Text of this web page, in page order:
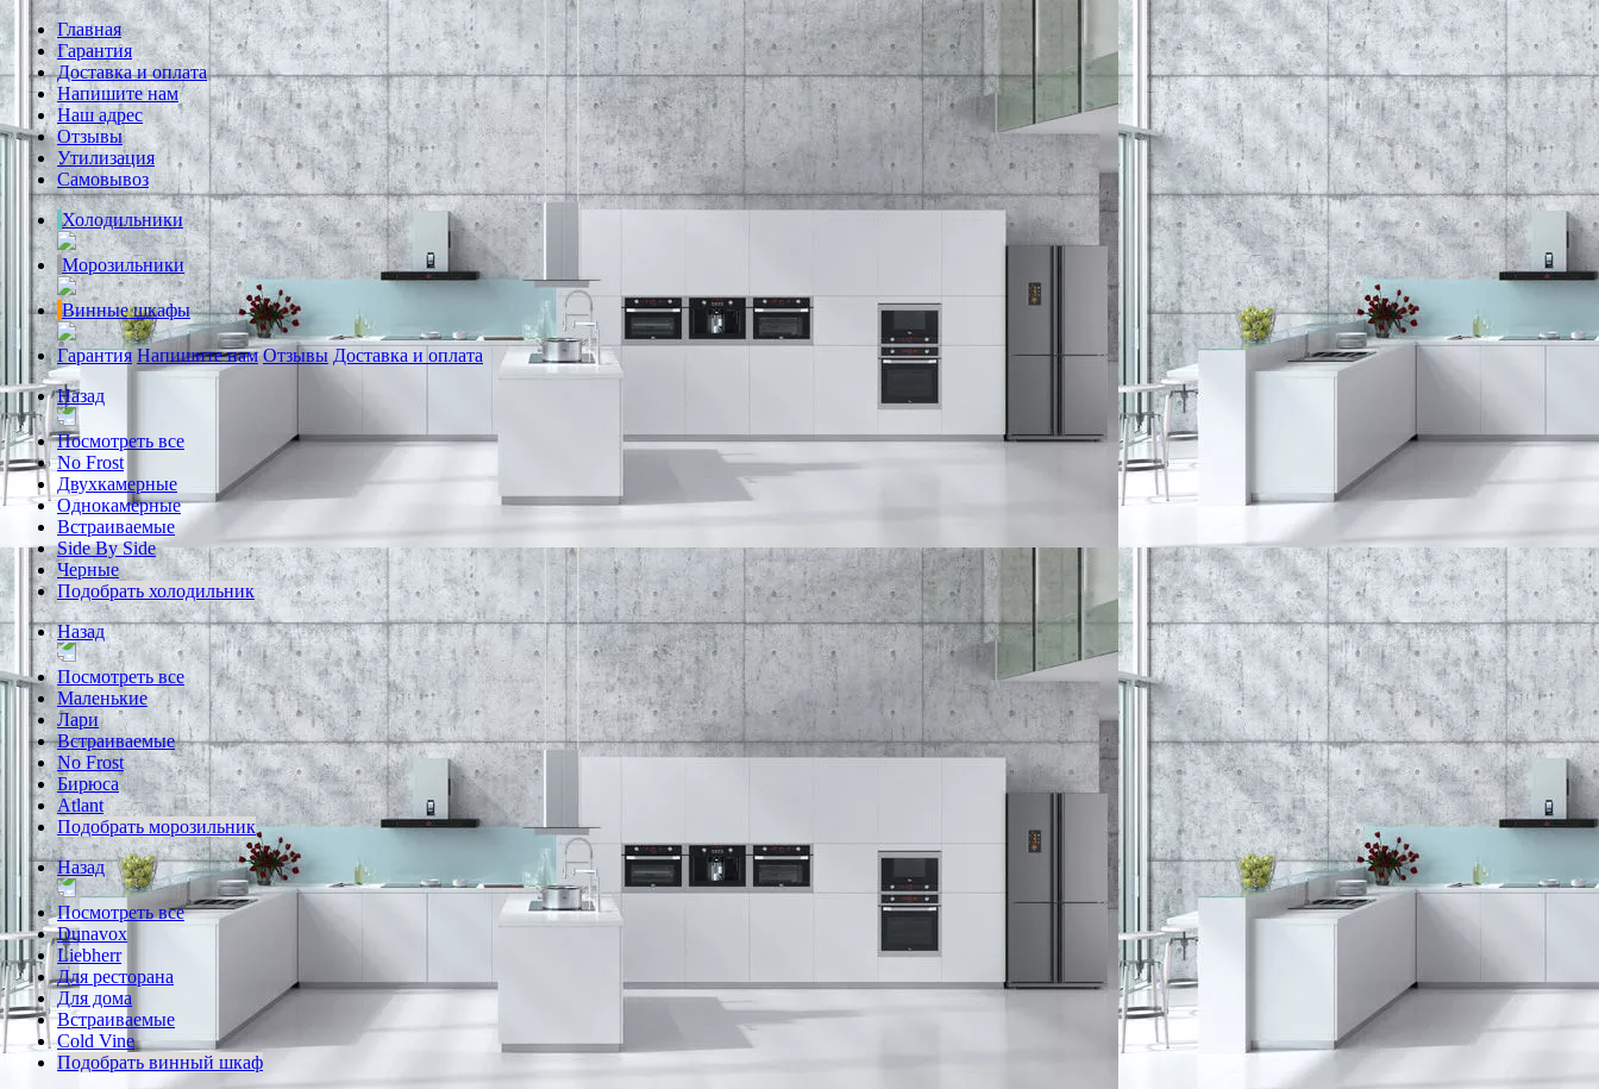
Главная
Гарантия
Доставка и оплата
Напишите нам
Наш адрес
Отзывы
Утилизация
Самовывоз
Холодильники
Морозильники
Винные шкафы
Гарантия Напишите нам Отзывы Доставка и оплата
Назад
Посмотреть все
No Frost
Двухкамерные
Однокамерные
Встраиваемые
Side By Side
Черные
Подобрать холодильник
Назад
Посмотреть все
Маленькие
Лари
Встраиваемые
No Frost
Бирюса
Atlant
Подобрать морозильник
Назад
Посмотреть все
Dunavox
Liebherr
Для ресторана
Для дома
Встраиваемые
Cold Vine
Подобрать винный шкаф